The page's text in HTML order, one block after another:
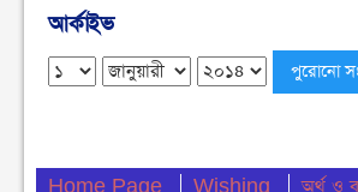
বৃহস্পতিবার ● ৬ আগস্ট ২০২৬
বেগমগঞ্জে ১১ দলীয় ঐক্যের বিক্ষোভ
আর্কাইভ
Home Page Wishing
অর্থ ও